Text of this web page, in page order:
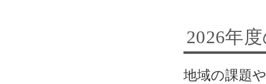
2026年
地域の課題